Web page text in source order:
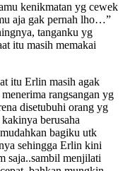
kenikmatan yg cewek
aja gak pernah lho…”
tanganku yg
itu masih memakai
itu Erlin masih agak
rangsangan yg
disetubuhi orang yg
berusaha
bagiku utk
sehingga Erlin kini
saja..sambil menjilati